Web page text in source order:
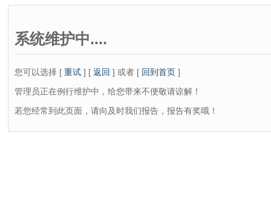
系统维护中....
您可以选择 [ 重试 ] [ 返回 ] 或者 [ 回到首页 ]
管理员正在例行维护中，给您带来不便敬请谅解！
若您经常到此页面，请向及时我们报告，报告有奖哦！